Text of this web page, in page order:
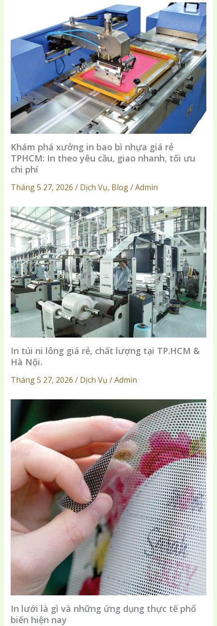
Khám phá xưởng in bao bì nhựa giá rẻ
TPHCM: In theo yêu cầu, giao nhanh, tối ưu
chi phí
Tháng 5 27, 2026 / Dịch Vụ, Blog / Admin
In túi ni lông giá rẻ, chất lượng tại TP.HCM &
Hà Nội.
Tháng 5 27, 2026 / Dịch Vụ / Admin
In lưới là gì và những ứng dụng thực tế phổ
biến hiện nay